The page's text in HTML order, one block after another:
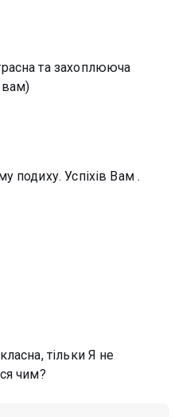
та захоплююча
вам)
подиху. Успіхів Вам .
тільки Я не
чим?